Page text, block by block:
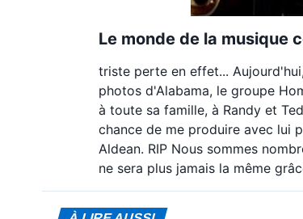
Le monde de la musique
triste perte en effet...
photos d'Alabama, le groupe
à toute sa famille, à Randy et
chance de me produire avec lui
Aldean. RIP Nous sommes
ne sera plus jamais la même